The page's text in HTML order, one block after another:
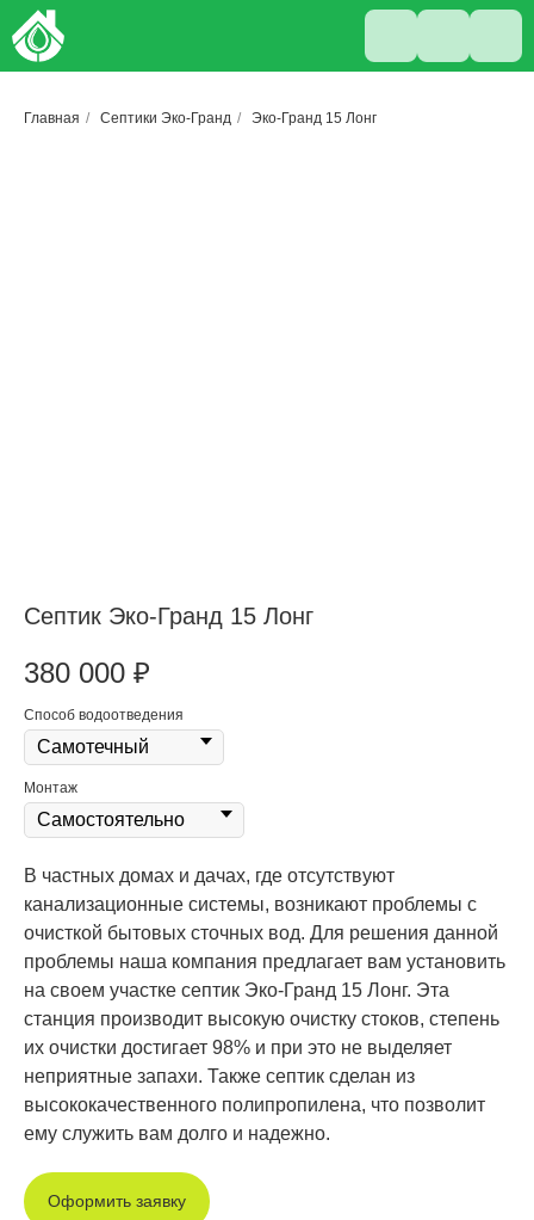
Главная / Септики Эко-Гранд / Эко-Гранд 15 Лонг
Септик Эко-Гранд 15 Лонг
380 000 ₽
Способ водоотведения
Монтаж
В частных домах и дачах, где отсутствуют
канализационные системы, возникают проблемы с
очисткой бытовых сточных вод. Для решения данной
проблемы наша компания предлагает вам установить
на своем участке септик Эко-Гранд 15 Лонг. Эта
станция производит высокую очистку стоков, степень
их очистки достигает 98% и при это не выделяет
неприятные запахи. Также септик сделан из
высококачественного полипропилена, что позволит
ему служить вам долго и надежно.
Оформить заявку